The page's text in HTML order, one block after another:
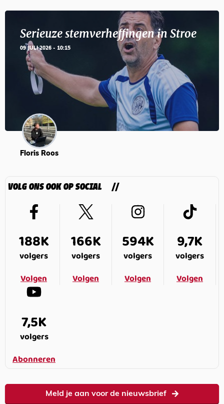
Serieuze stemverheffingen in Stroe
09 JULI 2026 - 10:15
Floris Roos
VOLG ONS OOK OP SOCIAL
188K
volgers
Volgen
166K
volgers
Volgen
594K
volgers
Volgen
9,7K
volgers
Volgen
7,5K
volgers
Abonneren
Meld je aan voor de nieuwsbrief